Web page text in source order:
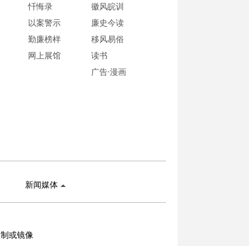
忏悔录
以案警示
勤廉榜样
网上展馆
徽风皖训
廉史今读
移风易俗
读书
广告·漫画
新闻媒体
或镜像